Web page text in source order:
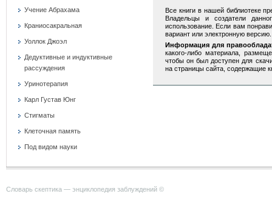
Учение Абрахама
Краниосакральная
Уоллок Джоэл
Дедуктивные и индуктивные
рассуждения
Уринотерапия
Карл Густав Юнг
Стигматы
Клеточная память
Под видом науки
Все книги в нашей библиотеке
Владельцы и создатели
использование. Если вам
вариант или электронную версию.
Информация для
какого-либо материала,
чтобы он был доступен для
на страницы сайта, содержащие
Словарь скептика — энциклопедия заблуждений ©